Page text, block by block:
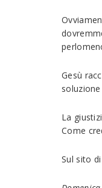
Gesù
La
Come
Sul sito